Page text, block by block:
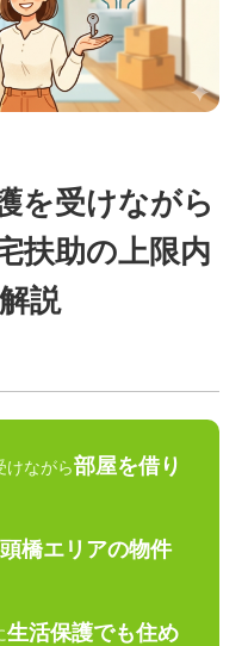
を受けながら
扶助の上限内
説
けながら部屋を借り
橋エリアの物件
生活保護でも住め